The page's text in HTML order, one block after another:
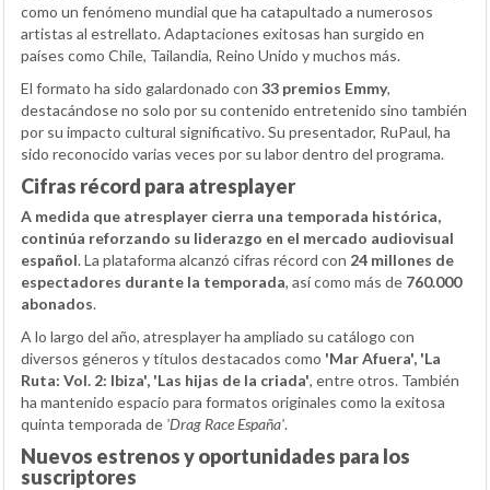
como un fenómeno mundial que ha catapultado a numerosos
artistas al estrellato. Adaptaciones exitosas han surgido en
países como Chile, Tailandia, Reino Unido y muchos más.
El formato ha sido galardonado con 33 premios Emmy,
destacándose no solo por su contenido entretenido sino también
por su impacto cultural significativo. Su presentador, RuPaul, ha
sido reconocido varias veces por su labor dentro del programa.
Cifras récord para atresplayer
A medida que atresplayer cierra una temporada histórica,
continúa reforzando su liderazgo en el mercado audiovisual
español. La plataforma alcanzó cifras récord con 24 millones de
espectadores durante la temporada, así como más de 760.000
abonados.
A lo largo del año, atresplayer ha ampliado su catálogo con
diversos géneros y títulos destacados como 'Mar Afuera', 'La
Ruta: Vol. 2: Ibiza', 'Las hijas de la criada', entre otros. También
ha mantenido espacio para formatos originales como la exitosa
quinta temporada de 'Drag Race España'.
Nuevos estrenos y oportunidades para los
suscriptores